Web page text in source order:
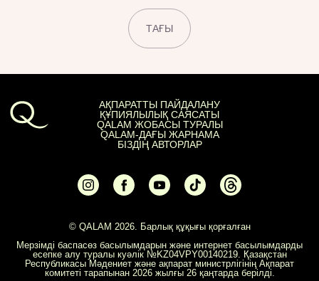
ТАҒЫ
АҚПАРАТТЫ ПАЙДАЛАНУ
ҚҰПИЯЛЫЛЫҚ САЯСАТЫ
QALAM ЖОБАСЫ ТУРАЛЫ
QALAM-ДАҒЫ ЖАРНАМА
БІЗДІҢ АВТОРЛАР
© QALAM 2026. Барлық құқығы қорғалған
Мерзімді баспасөз басылымдарын және интернет басылымдарды
есепке алу туралы куәлік №KZ04VPY00140219. Қазақстан
Республикасы Мәдениет және ақпарат министрлігінің Ақпарат
комитеті тарапынан 2026 жылғы 26 қаңтарда берілді.